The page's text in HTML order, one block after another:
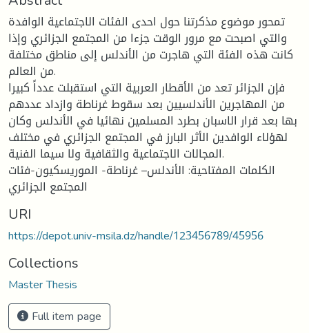
تمحور موضوع مذكرتنا حول احدى الفئات الاجتماعية الوافدة
والتي اصبحت مع مرور الوقت جزءا من المجتمع الجزائري وإذا
كانت هذه الفئة التي هاجرت من الأندلس إلى مناطق مختلفة
من العالم.
فإن الجزائر تعد من الأقطار العربية التي استقبلت عدداً كبيرا
من المهاجرين الأندلسيين بعد سقوط غرناطة وازداد عددهم
بها بعد قرار الاسبان بطرد المسلمين نهائيا في الأندلس وكان
لهؤلاء الوافدين الأثر البارز في المجتمع الجزائري في مختلف
المجالات الاجتماعية والثقافية ولا سيما الفنية.
الكلمات المفتاحية: الأندلس– غرناطة- الموريسكيون-فئات
المجتمع الجزائري
URI
https://depot.univ-msila.dz/handle/123456789/45956
Collections
Master Thesis
Full item page